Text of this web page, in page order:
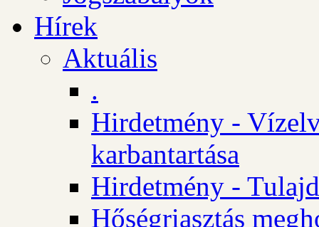
Hírek
Aktuális
.
Hirdetmény -
karbantartása
Hirdetmény -
Hőségriasztás